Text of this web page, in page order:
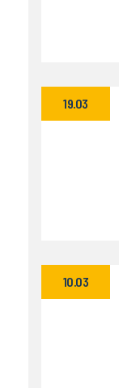
19.03
10.03